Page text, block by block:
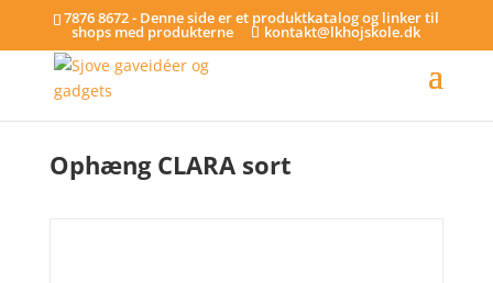
7876 8672 - Denne side er et produktkatalog og linker til
shops med produkterne kontakt@lkhojskole.dk
Ophæng CLARA sort